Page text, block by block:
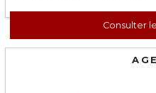
Consulter